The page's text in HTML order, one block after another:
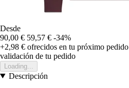
Desde
90,00 € 59,57 € -34%
+2,98 € ofrecidos en tu próximo pedido
validación de tu pedido
Loading...
Descripción